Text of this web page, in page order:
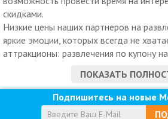
скидками.
Низкие цены наших партнеров на
яркие эмоции, которых всегда не
аттракционы: развлечения по купону
ПОКАЗАТЬ
Подпишитесь на новые